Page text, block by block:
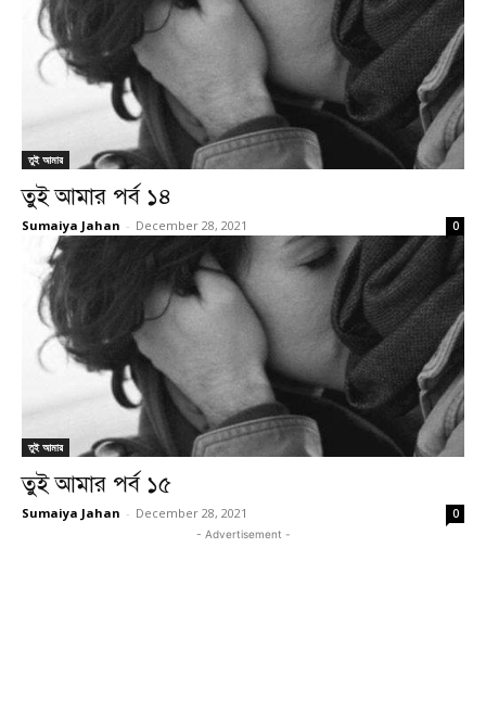
তুই আমার
তুই আমার পর্ব ১৪
Sumaiya Jahan - December 28, 2021 0
তুই আমার
তুই আমার পর্ব ১৫
Sumaiya Jahan - December 28, 2021 0
- Advertisement -